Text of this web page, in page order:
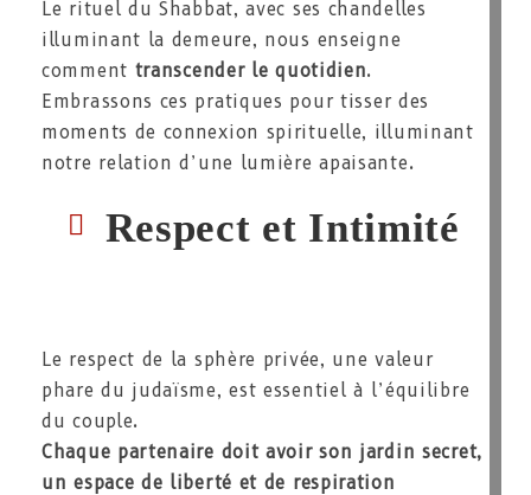
Le rituel du Shabbat, avec ses chandelles
illuminant la demeure, nous enseigne
comment transcender le quotidien.
Embrassons ces pratiques pour tisser des
moments de connexion spirituelle, illuminant
notre relation d’une lumière apaisante.
Respect et Intimité
Le respect de la sphère privée, une valeur
phare du judaïsme, est essentiel à l’équilibre
du couple.
Chaque partenaire doit avoir son jardin secret,
un espace de liberté et de respiration